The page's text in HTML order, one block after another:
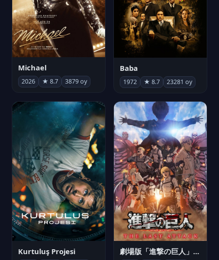
Michael
2026 ★ 8.7 3879 oy
Baba
1972 ★ 8.7 23281 oy
Kurtuluş Projesi 劇場版「進撃の巨人」完結編 THE LAST ATTACK